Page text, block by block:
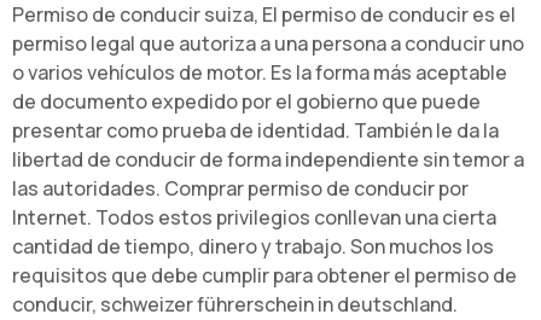
Permiso de conducir suiza, El permiso de conducir es el
permiso legal que autoriza a una persona a conducir uno
o varios vehículos de motor. Es la forma más aceptable
de documento expedido por el gobierno que puede
presentar como prueba de identidad. También le da la
libertad de conducir de forma independiente sin temor a
las autoridades. Comprar permiso de conducir por
Internet. Todos estos privilegios conllevan una cierta
cantidad de tiempo, dinero y trabajo. Son muchos los
requisitos que debe cumplir para obtener el permiso de
conducir, schweizer führerschein in deutschland.